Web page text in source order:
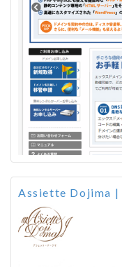
Assiette Dojima |